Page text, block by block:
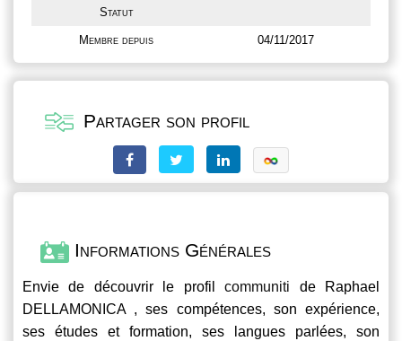
Statut
Membre depuis 04/11/2017
Partager son profil
Informations Générales
Envie de découvrir le profilcommuniti de Raphael
DELLAMONICA , ses compétences, son expérience,
ses études et formation, ses langues parlées, son